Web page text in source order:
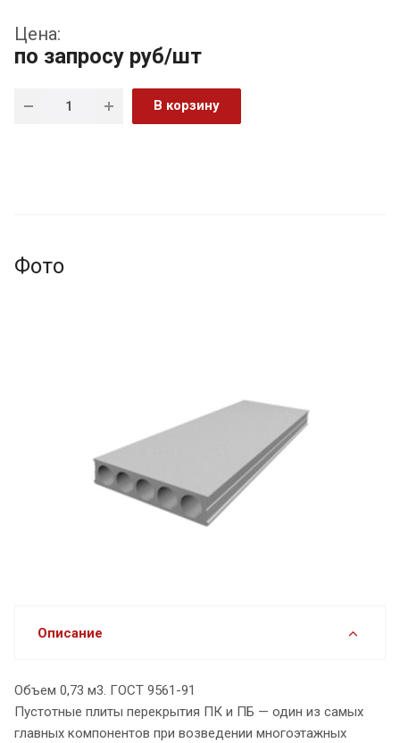
Цена:
по запросу руб/шт
В корзину
Фото
Описание
Объем 0,73 м3. ГОСТ 9561-91
Пустотные плиты перекрытия ПК и ПБ — один из самых
главных компонентов при возведении многоэтажных